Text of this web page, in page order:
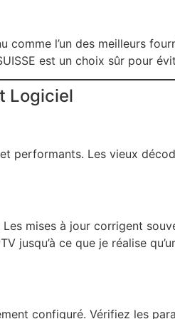
comme l’un des meilleurs
est un choix sûr pour
Logiciel
performants. Les vieux
mises à jour corrigent
jusqu’à ce que je réalise
configuré. Vérifiez les